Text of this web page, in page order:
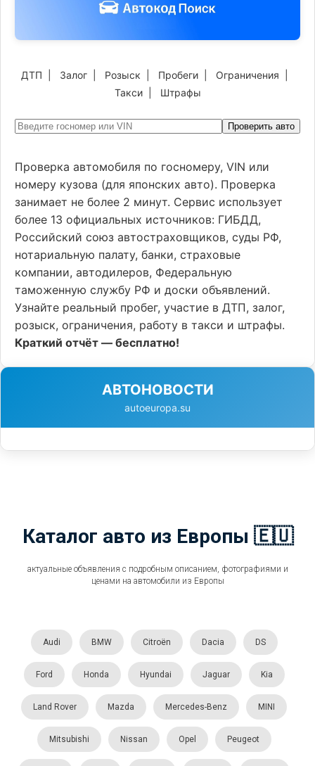
ДТП Залог Розыск Пробеги Ограничения
Такси| Штрафы
Проверить авто
Проверка автомобиля по госномеру, VIN или
номеру кузова (для японских авто). Проверка
занимает не более 2 минут. Сервис использует
более 13 официальных источников: ГИБДД,
Российский союз автостраховщиков, суды РФ,
нотариальную палату, банки, страховые
компании, автодилеров, Федеральную
таможенную службу РФ и доски объявлений.
Узнайте реальный пробег, участие в ДТП, залог,
розыск, ограничения, работу в такси и штрафы.
Краткий отчёт — бесплатно!
АВТОНОВОСТИ
autoeuropa.su
Каталог авто из Европы 🇪🇺
актуальные объявления с подробным описанием, фотографиями и
ценами на автомобили из Европы
Audi BMW Citroën Dacia DS
Ford Honda Hyundai Jaguar Kia
Land Rover Mazda Mercedes-Benz MINI
Mitsubishi Nissan Opel Peugeot